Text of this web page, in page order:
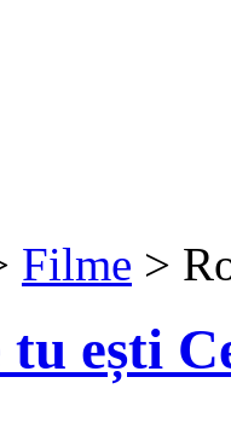
Filme >
ești